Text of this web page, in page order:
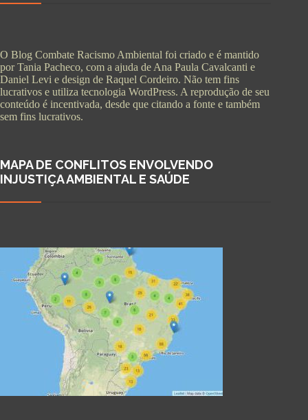
O Blog Combate Racismo Ambiental foi criado e é mantido
por Tania Pacheco, com a ajuda de Ana Paula Cavalcanti e
Daniel Levi e design de Raquel Cordeiro. Não tem fins
lucrativos e utiliza tecnologia WordPress. A reprodução de seu
conteúdo é incentivada, desde que citando a fonte e também
sem fins lucrativos.
MAPA DE CONFLITOS ENVOLVENDO
INJUSTIÇA AMBIENTAL E SAÚDE